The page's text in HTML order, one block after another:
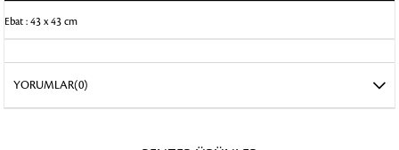
Ebat : 43 x 43 cm
YORUMLAR(0)